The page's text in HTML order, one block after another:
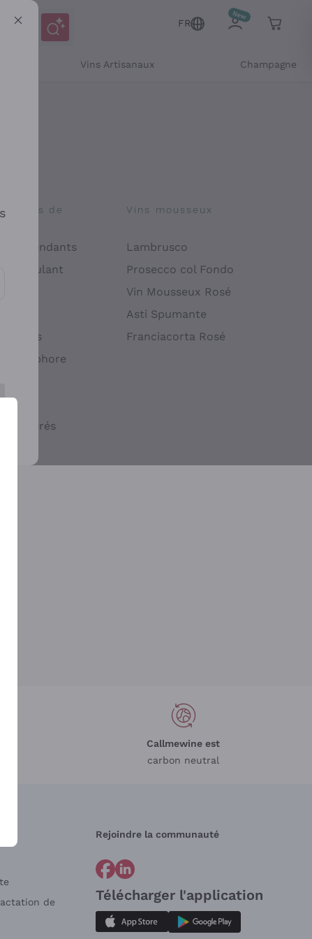
FR
Vins Artisanaux Champagne
de
Indépendants
Manipulant
en Amphore
macérés
Vins mousseux
Lambrusco
Prosecco col Fondo
Vin Mousseux Rosé
Asti Spumante
Franciacorta Rosé
Callmewine est
carbon neutral
de
Rejoindre la communauté
Télécharger l'application
communications et des offres personnalisées